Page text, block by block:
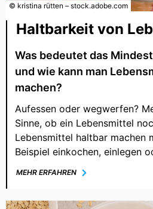
© kristina rütten – stock.adobe.com
Haltbarkeit von
Was bedeutet das
und wie kann man
machen?
Aufessen oder wegwerfen?
Sinne, ob ein Lebensmittel
Lebensmittel haltbar machen
Beispiel einkochen, einlegen
MEHR ERFAHREN